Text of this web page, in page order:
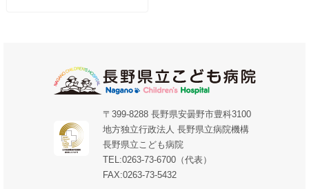
〒399-8288 長野県安曇野市豊科3100
地方独立行政法人 長野県立病院機構
長野県立こども病院
TEL:0263-73-6700（代表）
FAX:0263-73-5432